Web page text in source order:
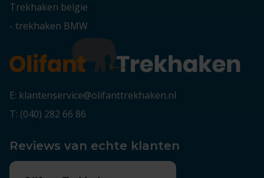
Trekhaken belgie
- trekhaken BMW
E: klantenservice@olifanttrekhaken.nl
T: (040) 282 66 86
Reviews van echte klanten